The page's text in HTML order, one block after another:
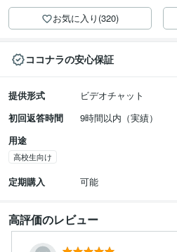
お気に入り(320)
ココナラの安心保証
提供形式
ビデオチャット
初回返答時間
9時間以内（実績）
用途
高校生向け
定期購入 可能
高評価のレビュー